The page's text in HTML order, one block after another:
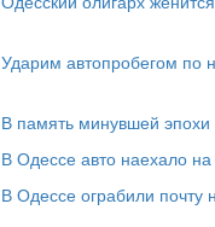
Ударим автопробегом по
В память минувшей эпохи
В Одессе авто наехало
В Одессе ограбили почту